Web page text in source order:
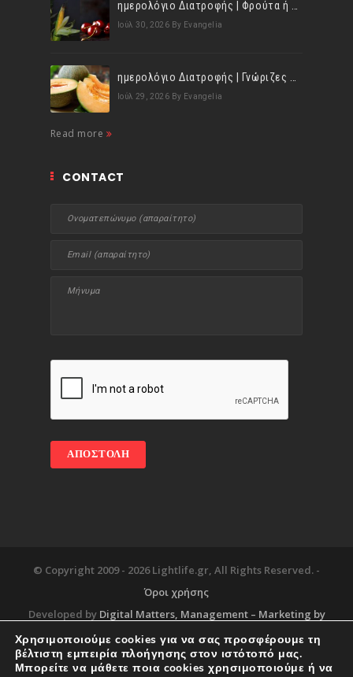
Ιούλ 30, 2026 By Evangelia
Ιούλ 29, 2026 By Evangelia
Read more
CONTACT
© Copyright 2009 - 2026 Lightlife.gr, All Rights Reserved. -
Όροι χρήσης
Developed by Digital Matters, Management – Marketing by
Χρησιμοποιούμε cookies για να σας προσφέρουμε τη
βέλτιστη εμπειρία πλοήγησης στον ιστότοπό μας.
Μπορείτε να μάθετε ποια cookies χρησιμοποιούμε ή να